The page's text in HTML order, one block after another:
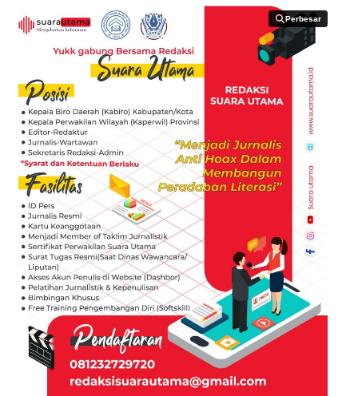
Perbesar
Perbesar